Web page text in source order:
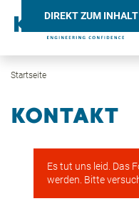
DIREKT ZUM INHALT
Startseite
KONTAKT